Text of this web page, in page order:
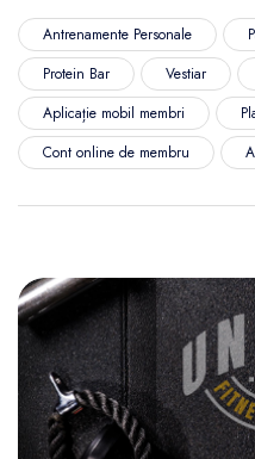
Antrenamente Personale
Protein Bar
Vestiar
Aplicație mobil membri
Cont online de membru